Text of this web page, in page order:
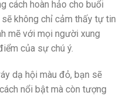
cách hoàn hảo cho buổi
không chỉ cảm thấy tự tin
mẽ với mọi người xung
của sự chú ý.
dạ hội màu đỏ, bạn sẽ
nổi bật mà còn tượng